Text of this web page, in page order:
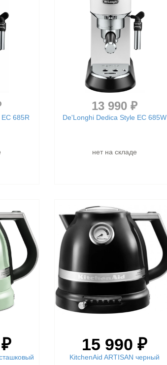
685R
13 990 ₽
De'Longhi Dedica Style EC 685W
нет на складе
15 990 ₽
KitchenAid ARTISAN черный